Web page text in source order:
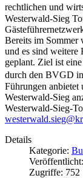
rechtlichen und
Westerwald-Sieg
Bereits im Sommer
und es sind weitere
geplant. Ziel ist
durch den BVGD
Führungen anbietet
Westerwald-Sieg
Westerwald-Sieg-
Details
Kategorie:
Zugriffe: 752